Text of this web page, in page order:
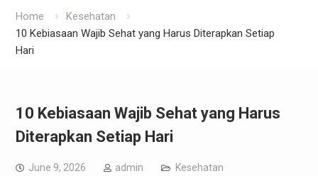
Home
Kesehatan
10 Kebiasaan Wajib Sehat yang Harus Diterapkan Setiap
Hari
10 Kebiasaan Wajib Sehat yang Harus
Diterapkan Setiap Hari
June 9, 2026 admin Kesehatan